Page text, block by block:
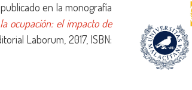
en la monografía
ocupación: el impacto de
Laborum, 2017, ISBN: